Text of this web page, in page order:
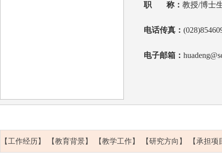
职 称： 教授/博士
电话传真：
电子邮箱：
【工作经历】 【教育背景】 【教学工作】 【研究方向】 【承担项